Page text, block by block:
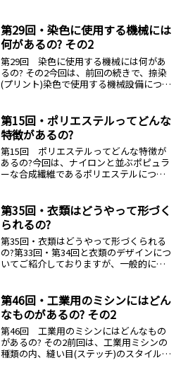
第29回・染色に使用する機械には
何があるの? その2
第29回 染色に使用する機械には何があ
るの? その2今回は、前回の続きで、捺染
(プリント)染色で使用する機械設備につい
型を使って...
第15回・ポリエステルってどんな
特徴があるの?
第15回 ポリエステルってどんな特徴が
あるの?今回は、ナイロンと並ぶポピュラ
ーな合成繊維であるポリエステルについ
は、エタノールに...
第35回・衣類はどうやって形づく
られるの?
第35回・衣類はどうやって形づくられる
の?第33回・第34回と衣類のデザインにつ
いてご紹介しておりますが、一般的に衣
かべるかと思...
第46回・工業用のミシンにはどん
なものがあるの? その2
第46回 工業用のミシンにはどんなもの
があるの? その2前回は、工業用ミシンの
種類の内、縫い目(ステッチ)のスタイルに